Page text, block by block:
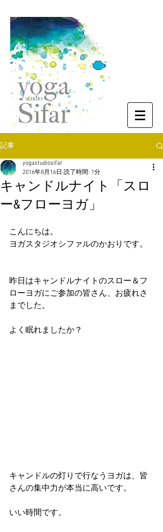
記事
キャンドルナイト「スロ
ー&フローヨガ」
yogastudiosifar
2016年8月16日 読了時間: 1分
こんにちは。
ヨガスタジオシファルのかおりです。
昨日はキャンドルナイトのスロー＆フ
ローヨガにご参加の皆さん、お疲れさ
までした。
よく眠れましたか？
キャンドルの灯りで行なうヨガは、皆
さんの集中力が本当に高いです。
いい時間です。